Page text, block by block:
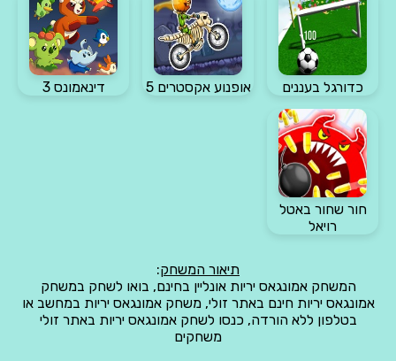
כדורגל בעננים אופנוע אקסטרים 5 דינאמונס 3
חור שחור באטל
רויאל
תיאור המשחק:
המשחק אמונגאס יריות אונליין בחינם, בואו לשחק במשחק
אמונגאס יריות חינם באתר זולי, משחק אמונגאס יריות במחשב או
בטלפון ללא הורדה, כנסו לשחק אמונגאס יריות באתר זולי
משחקים